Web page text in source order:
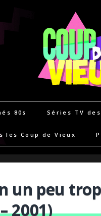
80s Séries TV
les Coup de Vieux
un peu
2001)